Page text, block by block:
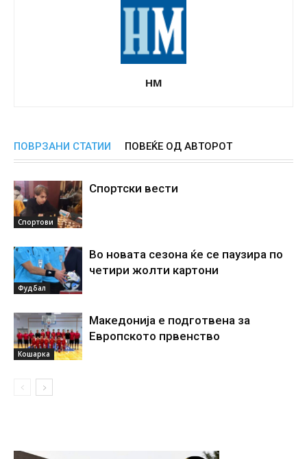
НМ
ПОВРЗАНИ СТАТИИ ПОВЕЌЕ ОД АВТОРОТ
Спортови
Спортски вести
Фудбал
Во новата сезона ќе се паузира по
четири жолти картони
Кошарка
Македонија е подготвена за
Европското првенство